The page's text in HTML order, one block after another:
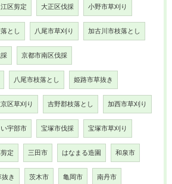
区剪定 大正区伐採 小野市草刈り
とし 八尾市草刈り 加古川市枝落とし
京都市南区伐採
八尾市枝落とし 姫路市草抜き
区草刈り 吉野郡枝落とし 加西市草刈り
い宇部市 宝塚市伐採 宝塚市草刈り
定 三田市 はなまる造園 和泉市
抜き 茨木市 亀岡市 南丹市